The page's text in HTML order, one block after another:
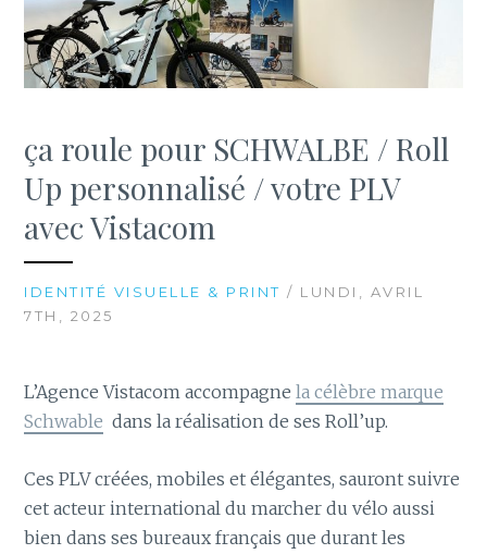
ça roule pour SCHWALBE / Roll
Up personnalisé / votre PLV
avec Vistacom
IDENTITÉ VISUELLE & PRINT / LUNDI, AVRIL
7TH, 2025
L’Agence Vistacom accompagnela célèbre marque
Schwable dans la réalisation de ses Roll’up.
Ces PLV créées, mobiles et élégantes, sauront suivre
cet acteur international du marcher du vélo aussi
bien dans ses bureaux français que durant les